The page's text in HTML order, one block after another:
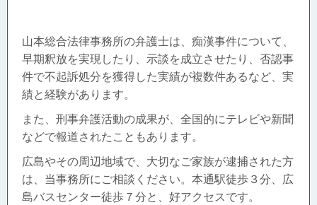
山本総合法律事務所の弁護士は、痴漢事件について、
早期釈放を実現したり、示談を成立させたり、否認事
件で不起訴処分を獲得した実績が複数件あるなど、実
績と経験があります。
また、刑事弁護活動の成果が、全国的にテレビや新聞
などで報道されたこともあります。
広島やその周辺地域で、大切なご家族が逮捕された方
は、当事務所にご相談ください。本通駅徒歩３分、広
島バスセンター徒歩７分と、好アクセスです。